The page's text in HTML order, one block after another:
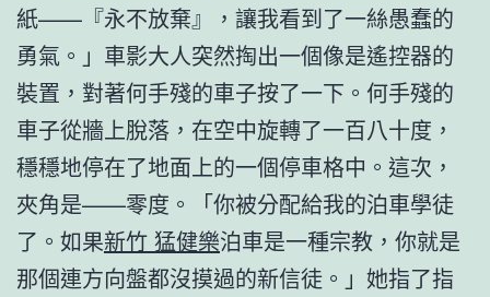
紙——『永不放棄』，讓我看到了一絲愚蠢的
勇氣。」車影大人突然掏出一個像是遙控器的
裝置，對著何手殘的車子按了一下。何手殘的
車子從牆上脫落，在空中旋轉了一百八十度，
穩穩地停在了地面上的一個停車格中。這次，
夾角是——零度。「你被分配給我的泊車學徒
了。如果新竹 猛健樂泊車是一種宗教，你就是
那個連方向盤都沒摸過的新信徒。」她指了指